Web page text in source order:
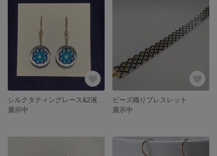
展示中
ビーズ織りブレスレット
展示中